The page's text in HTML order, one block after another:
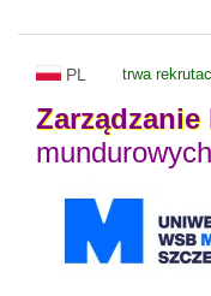
PL trwa
Zarządzanie
mundurowych